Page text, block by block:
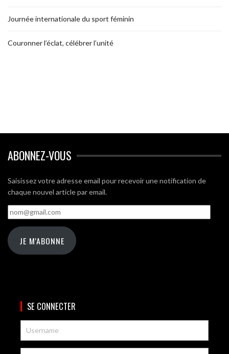
Journée internationale du sport féminin
Couronner l’éclat, célébrer l’unité
ABONNEZ-VOUS
Saisissez votre adresse email pour recevoir une notification de
chaque nouvel article par email.
nom@gmail.com
JE M'ABONNE
SE CONNECTER